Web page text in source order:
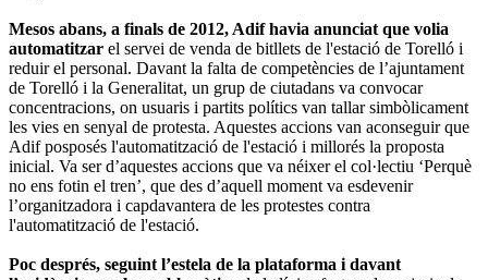
Mesos abans, a finals de 2012, Adif havia anunciat que volia
automatitzar el servei de venda de bitllets de l'estació de Torelló i
reduir el personal. Davant la falta de competències de l’ajuntament
de Torelló i la Generalitat, un grup de ciutadans va convocar
concentracions, on usuaris i partits polítics van tallar simbòlicament
les vies en senyal de protesta. Aquestes accions van aconseguir que
Adif posposés l'automatització de l'estació i millorés la proposta
inicial. Va ser d’aquestes accions que va néixer el col·lectiu ‘Perquè
no ens fotin el tren’, que des d’aquell moment va esdevenir
l’organitzadora i capdavantera de les protestes contra
l'automatització de l'estació.
Poc després, seguint l’estela de la plataforma i davant